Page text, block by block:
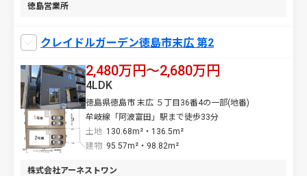
徳島営業所
クレイドルガーデン徳島市末広 第2
2,480万円〜2,680万円
徳島県徳島市 末広 ５丁目36番4の一部(地番)
牟岐線「阿波富田」駅まで徒歩33分
土地 130.68m²・136.5m²
4LDK
建物 95.57m²・98.82m²
株式会社アーネストワン